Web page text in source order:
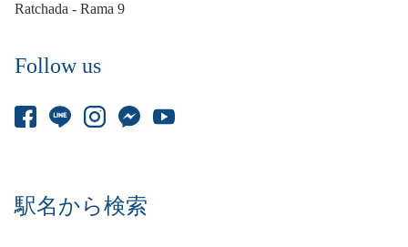
Ratchada - Rama 9
Follow us
駅名から検索